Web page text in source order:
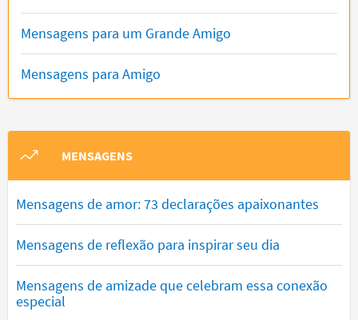
Mensagens para um Grande Amigo
Mensagens para Amigo
MENSAGENS
Mensagens de amor: 73 declarações apaixonantes
Mensagens de reflexão para inspirar seu dia
Mensagens de amizade que celebram essa conexão
especial